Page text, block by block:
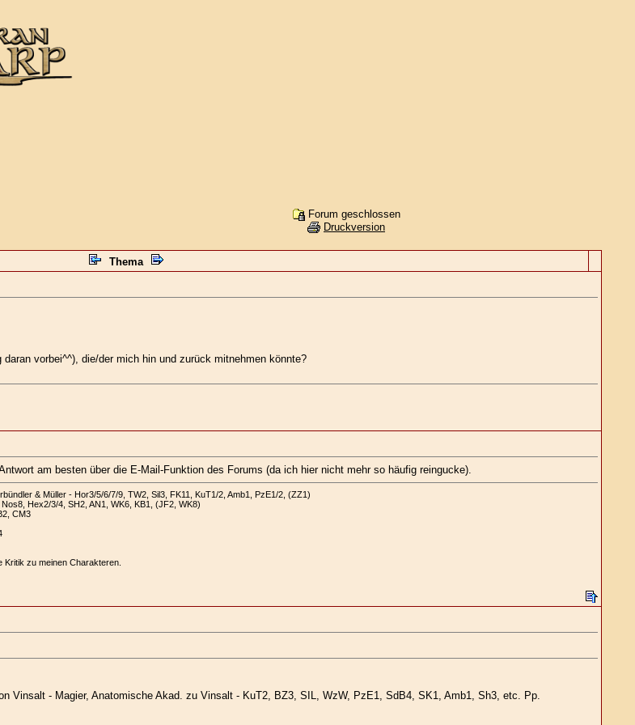
Forum geschlossen
Druckversion
Thema
vorbei^^), die/der mich hin und zurück mitnehmen könnte?
am besten über die E-Mail-Funktion des Forums (da ich hier nicht mehr so häufig reingucke).
& Müller - Hor3/5/6/7/9, TW2, Sil3, FK11, KuT1/2, Amb1, PzE1/2, (ZZ1)
Hex2/3/4, SH2, AN1, WK6, KB1, (JF2, WK8)
CM3
Kritik zu meinen Charakteren.
Vinsalt - Magier, Anatomische Akad. zu Vinsalt - KuT2, BZ3, SIL, WzW, PzE1, SdB4, SK1, Amb1, Sh3, etc. Pp.